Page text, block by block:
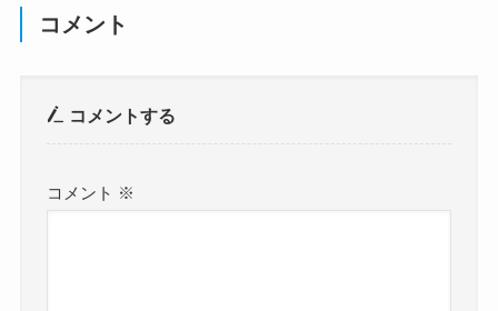
コメント
コメントする
コメント ※